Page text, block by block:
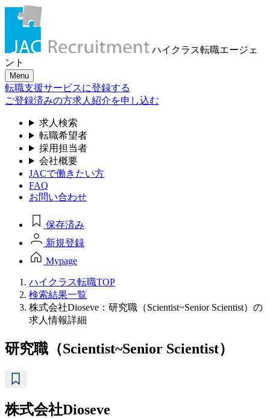
ハイクラス転職エージェ
ント
Menu
転職支援サービスに登録する
ご登録済みの方求人紹介を申し込む
求人検索
転職希望者
採用担当者
会社概要
JACで働きたい方
FAQ
お問い合わせ
保存済み
新規登録
Mypage
ハイクラス転職TOP
検索結果一覧
株式会社Dioseve：研究職（Scientist~Senior Scientist）の
求人情報詳細
研究職（Scientist~Senior Scientist）
株式会社Dioseve